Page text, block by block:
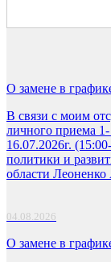
О замене в
В связи с моим
личного приема
16.07.2026г.
политики и
области
04.08.2026
О замене в